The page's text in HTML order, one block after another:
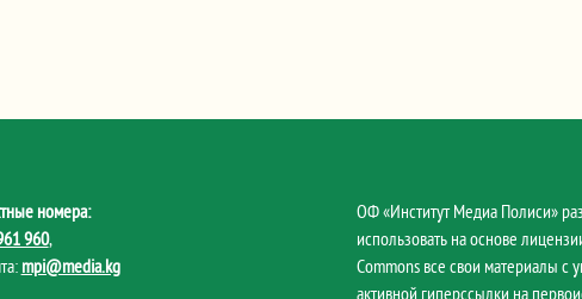
номера:
960,
mpi@media.kg
ОФ «Институт Медиа Полиси»
использовать на основе
Commons все свои материалы с
активной гиперссылки на